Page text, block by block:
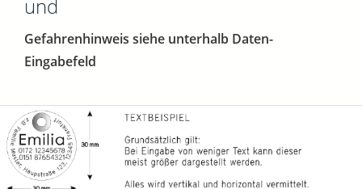
und
Gefahrenhinweis siehe unterhalb Daten-
Eingabefeld